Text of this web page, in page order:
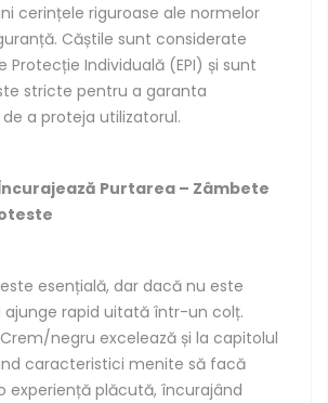
cerințele riguroase ale normelor
Căștile sunt considerate
Protecție Individuală (EPI) și sunt
stricte pentru a garanta
a proteja utilizatorul.
Purtarea – Zâmbete
esențială, dar dacă nu este
ajunge rapid uitată într-un colț.
Crem/negru excelează și la capitolul
caracteristici menite să facă
experiență plăcută, încurajând